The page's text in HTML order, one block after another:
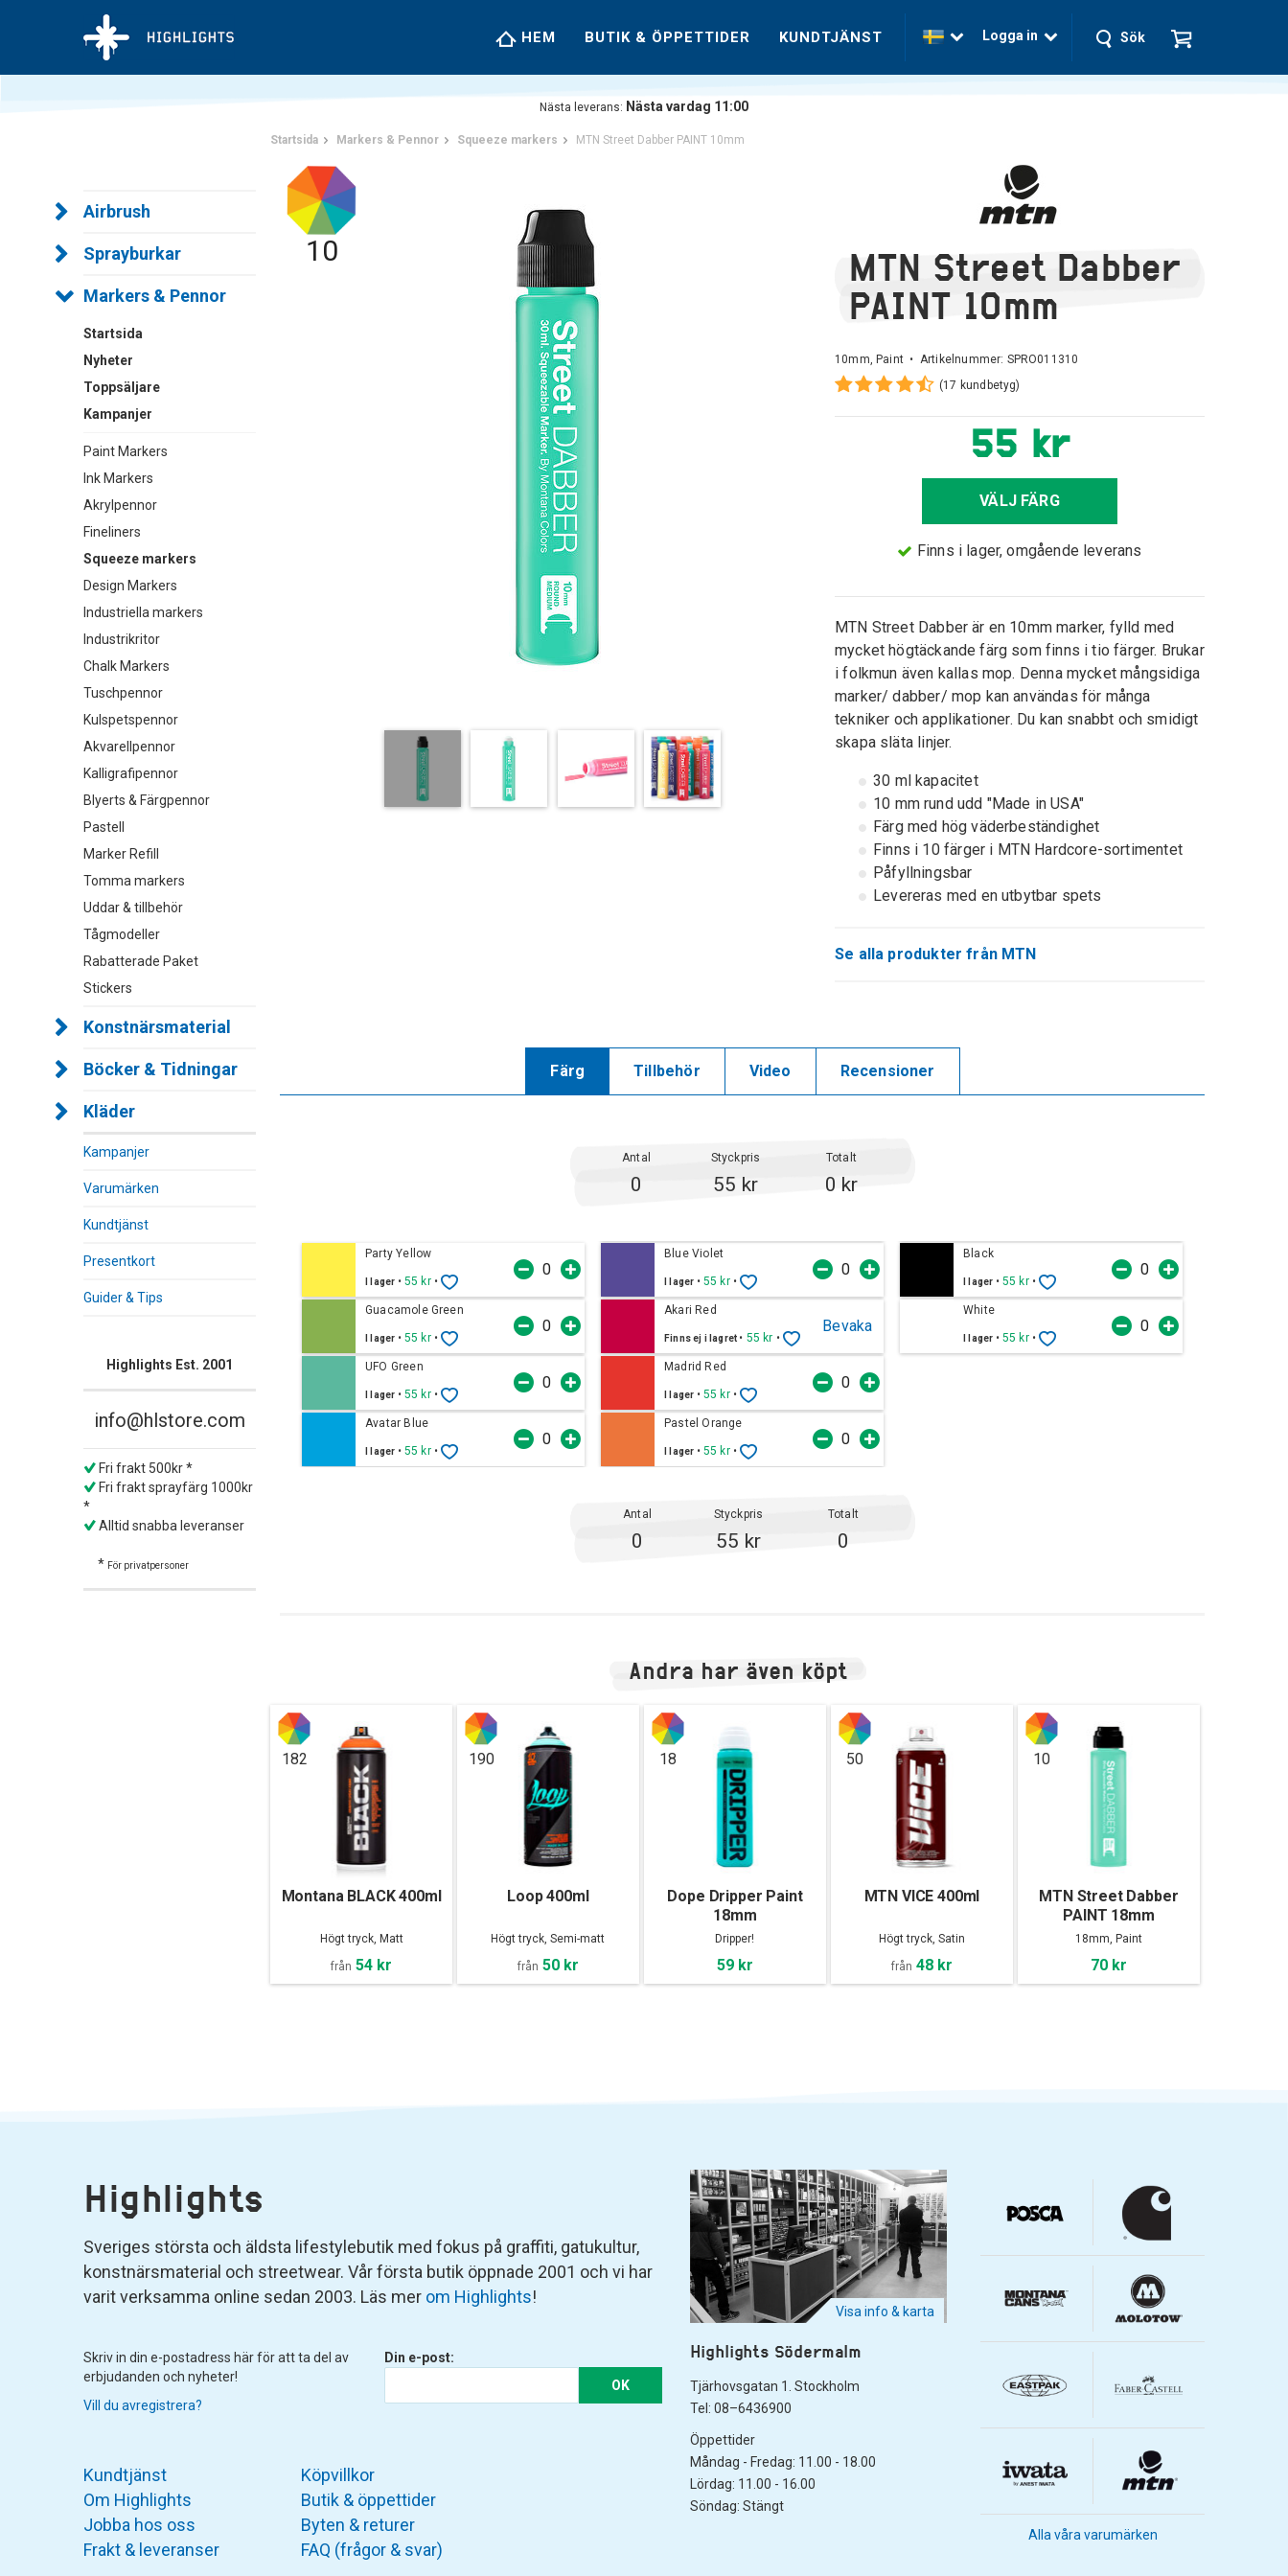
HEM BUTIK & ÖPPETTIDER KUNDTJÄNST Logga in Sök
Nästa leverans: Nästa vardag 11:00
Airbrush
Sprayburkar
Markers & Pennor
Startsida
Nyheter
Toppsäljare
Kampanjer
Paint Markers
Ink Markers
Akrylpennor
Fineliners
Squeeze markers
Design Markers
Industriella markers
Industrikritor
Chalk Markers
Tuschpennor
Kulspetspennor
Akvarellpennor
Kalligrafipennor
Blyerts & Färgpennor
Pastell
Marker Refill
Tomma markers
Uddar & tillbehör
Tågmodeller
Rabatterade Paket
Stickers
Konstnärsmaterial
Böcker & Tidningar
Kläder
Kampanjer
Varumärken
Kundtjänst
Presentkort
Guider & Tips
Highlights Est. 2001
info@hlstore.com
Fri frakt 500kr *
Fri frakt sprayfärg 1000kr
*
Alltid snabba leveranser
* För privatpersoner
Startsida Markers & Pennor Squeeze markers MTN Street Dabber PAINT 10mm
10
MTN Street Dabber
PAINT 10mm
10mm, Paint • Artikelnummer: SPRO011310
(17 kundbetyg)
55 kr
VÄLJ FÄRG
Finns i lager, omgående leverans
MTN Street Dabber är en 10mm marker, fylld med
mycket högtäckande färg som finns i tio färger. Brukar
i folkmun även kallas mop. Denna mycket mångsidiga
marker/ dabber/ mop kan användas för många
tekniker och applikationer. Du kan snabbt och smidigt
skapa släta linjer.
30 ml kapacitet
10 mm rund udd "Made in USA"
Färg med hög väderbeständighet
Finns i 10 färger i MTN Hardcore-sortimentet
Påfyllningsbar
Levereras med en utbytbar spets
Se alla produkter från MTN
Färg Tillbehör Video Recensioner
Antal Styckpris Totalt
0 55 kr 0 kr
Party Yellow
I lager • 55 kr •
Guacamole Green
I lager • 55 kr •
UFO Green
I lager • 55 kr •
Avatar Blue
I lager • 55 kr •
Blue Violet
I lager • 55 kr •
Bevaka
Akari Red
Finns ej i lagret • 55 kr •
Madrid Red
I lager • 55 kr •
Pastel Orange
I lager • 55 kr •
Black
I lager • 55 kr •
White
I lager • 55 kr •
Antal Styckpris Totalt
0 55 kr 0
Andra har även köpt
182
Montana BLACK 400ml
Högt tryck, Matt
från 54 kr
190
Loop 400ml
Högt tryck, Semi-matt
från 50 kr
18
Dope Dripper Paint
18mm
Dripper!
59 kr
50
MTN VICE 400ml
Högt tryck, Satin
från 48 kr
10
MTN Street Dabber
PAINT 18mm
18mm, Paint
70 kr
Highlights
Sveriges största och äldsta lifestylebutik med fokus på graffiti, gatukultur,
konstnärsmaterial och streetwear. Vår första butik öppnade 2001 och vi har
varit verksamma online sedan 2003. Läs mer om Highlights!
Skriv in din e-postadress här för att ta del av
erbjudanden och nyheter!
Vill du avregistrera?
Din e-post:
OK
Visa info & karta
Highlights Södermalm
Tjärhovsgatan 1. Stockholm
Tel: 08–6436900
Öppettider
Måndag - Fredag: 11.00 - 18.00
Lördag: 11.00 - 16.00
Söndag: Stängt
Kundtjänst
Om Highlights
Jobba hos oss
Frakt & leveranser
Köpvillkor
Butik & öppettider
Byten & returer
FAQ (frågor & svar)
Alla våra varumärken